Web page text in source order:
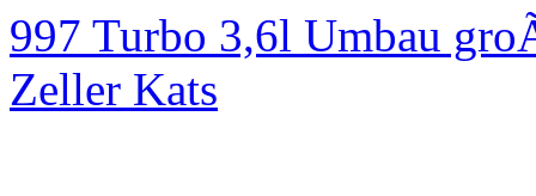
997 Turbo 3,6l Umbau
Zeller Kats